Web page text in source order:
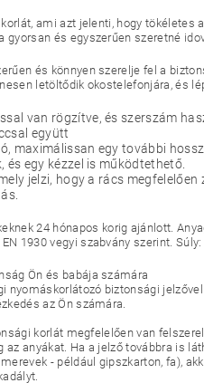
ami azt jelenti, hogy
gyorsan és egyszerűen szeretné
és könnyen szerelje fel a
letöltődik okostelefonjára, és
van rögzítve, és szerszám
együtt
maximálissan egy további
és egy kézzel is működtethető.
jelzi, hogy a rács megfelelően
24 hónapos korig ajánlott.
1930 vegyi szabvány szerint.
Ön és babája számára
nyomáskorlátozó biztonsági
az Ön számára.
korlát megfelelően van
az anyákat. Ha a jelző továbbra is
- például gipszkarton, fa),